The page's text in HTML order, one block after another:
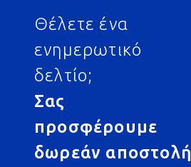
Θέλετε ένα
ενημερωτικό
δελτίο;
Σας
προσφέρουμε
δωρεάν αποστολή